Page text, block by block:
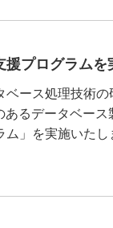
プログラムを
ベース処理技術の
あるデータベース
」を実施いたし